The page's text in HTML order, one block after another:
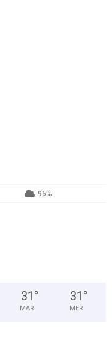
96%
31 °
MAR
31 °
MER